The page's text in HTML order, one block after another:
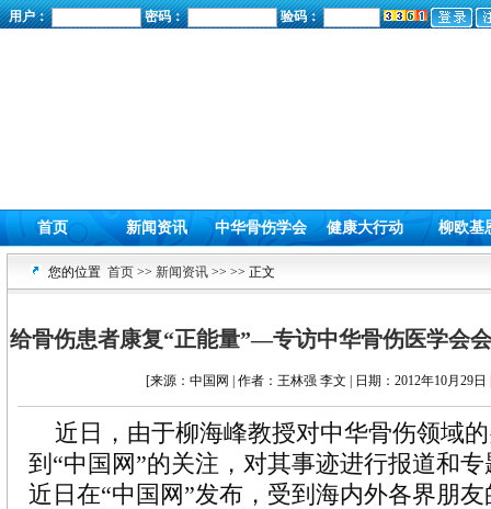
用户： 密码： 验码：
首页 新闻资讯 中华骨伤学会 健康大行动 柳欧基
您的位置 首页 >> 新闻资讯 >> >> 正文
给骨伤患者康复“正能量”—专访中华骨伤医学会
[来源：中国网 | 作者：王林强 李文 | 日期：2012年10月29日
近日，由于柳海峰教授对中华骨伤领域
到“中国网”的关注，对其事迹进行报道和
近日在“中国网”发布，受到海内外各界朋